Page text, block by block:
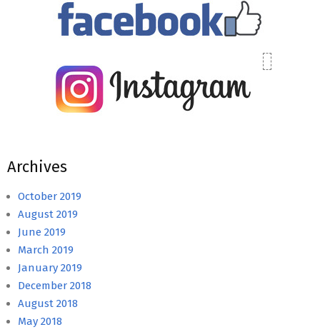
Archives
October 2019
August 2019
June 2019
March 2019
January 2019
December 2018
August 2018
May 2018